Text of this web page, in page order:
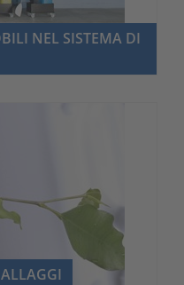
NEL SISTEMA DI